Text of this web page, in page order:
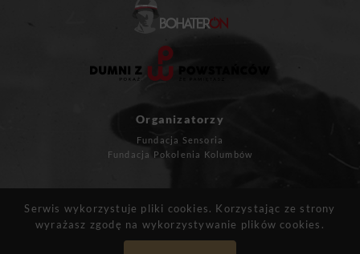
Serwis wykorzystuje pliki cookies. Korzystając ze strony
wyrażasz zgodę na wykorzystywanie plików cookies.
Organizatorzy
Fundacja Sensoria
Fundacja Pokolenia Kolumbów
kontakt@bohateron.pl